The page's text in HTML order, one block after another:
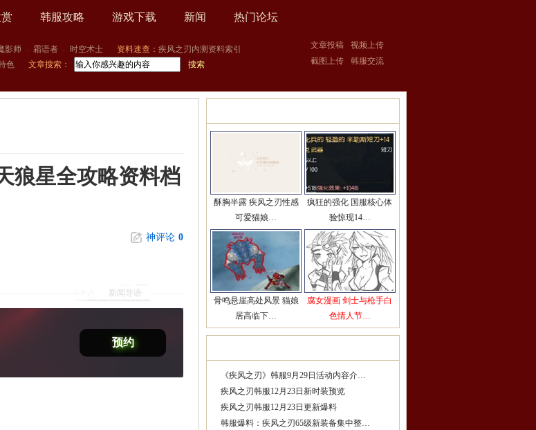
韩服攻略 游戏下载 新闻 热门论坛
影师 - 霜语者 - 时空术士 资料速查： 疾风之刃内测资料索引
色 文章搜索：
文章投稿
视频上传
截图上传
韩服交流
狼星全攻略资料档
神评论 0
新闻导语
预约
酥胸半露 疾风之刃性感
可爱猫娘…
疯狂的强化 国服核心体
验惊现14…
骨鸣悬崖高处风景 猫娘
居高临下…
腐女漫画 剑士与枪手白
色情人节…
《疾风之刃》韩服9月29日活动内容介…
疾风之刃韩服12月23日新时装预览
疾风之刃韩服12月23日更新爆料
韩服爆料：疾风之刃65级新装备集中整…